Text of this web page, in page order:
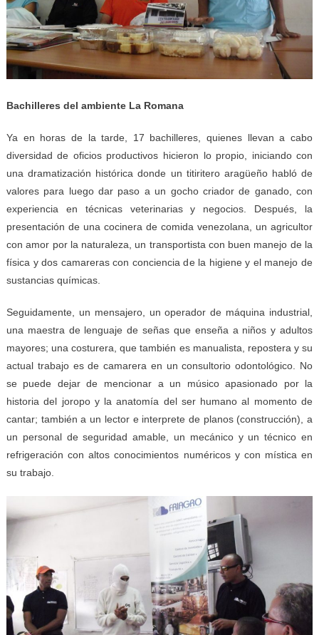
Bachilleres del ambiente La Romana
Ya en horas de la tarde, 17 bachilleres, quienes llevan a cabo
diversidad de oficios productivos hicieron lo propio, iniciando con
una dramatización histórica donde un titiritero aragüeño habló de
valores para luego dar paso a un gocho criador de ganado, con
experiencia en técnicas veterinarias y negocios. Después, la
presentación de una cocinera de comida venezolana, un agricultor
con amor por la naturaleza, un transportista con buen manejo de la
física y dos camareras con conciencia de la higiene y el manejo de
sustancias químicas.
Seguidamente, un mensajero, un operador de máquina industrial,
una maestra de lenguaje de señas que enseña a niños y adultos
mayores; una costurera, que también es manualista, repostera y su
actual trabajo es de camarera en un consultorio odontológico. No
se puede dejar de mencionar a un músico apasionado por la
historia del joropo y la anatomía del ser humano al momento de
cantar; también a un lector e interprete de planos (construcción), a
un personal de seguridad amable, un mecánico y un técnico en
refrigeración con altos conocimientos numéricos y con mística en
su trabajo.